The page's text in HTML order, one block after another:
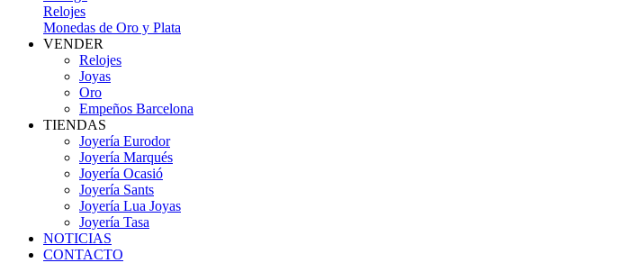
Relojes
Monedas de Oro y Plata
VENDER
Relojes
Joyas
Oro
Empeños Barcelona
TIENDAS
Joyería Eurodor
Joyería Marqués
Joyería Ocasió
Joyería Sants
Joyería Lua Joyas
Joyería Tasa
NOTICIAS
CONTACTO